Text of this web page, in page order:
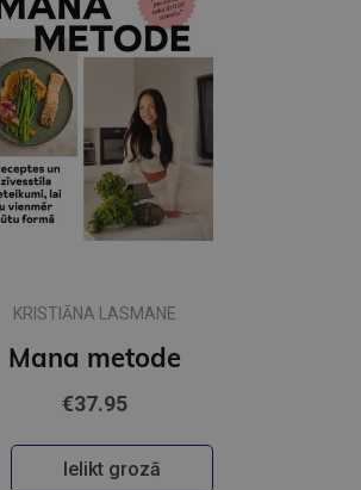
KRISTIĀNA LASMANE
Mana metode
€37.95
Ielikt grozā